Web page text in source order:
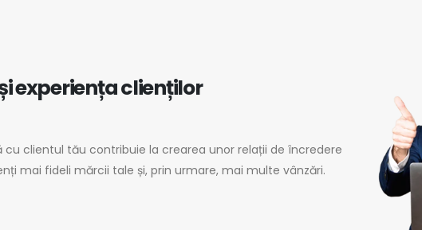
experiența clienților
clientul tău contribuie la crearea unor relații de încredere
mai fideli mărcii tale și, prin urmare, mai multe vânzări.